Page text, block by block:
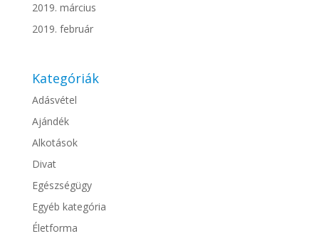
2019. március
2019. február
Kategóriák
Adásvétel
Ajándék
Alkotások
Divat
Egészségügy
Egyéb kategória
Életforma